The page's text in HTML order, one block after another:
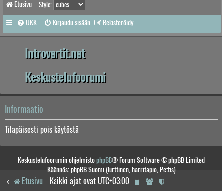
Etusivu Style:
UKK Kirjaudu sisään Rekisteröidy
Introvertit.net
Keskustelufoorumi
Informaatio
Tilapäisesti pois käytöstä
Keskustelufoorumin ohjelmistophpBB® Forum Software © phpBB Limited
Käännös: phpBB Suomi (lurttinen, harritapio, Pettis)
Etusivu Kaikki ajat ovat UTC+03:00